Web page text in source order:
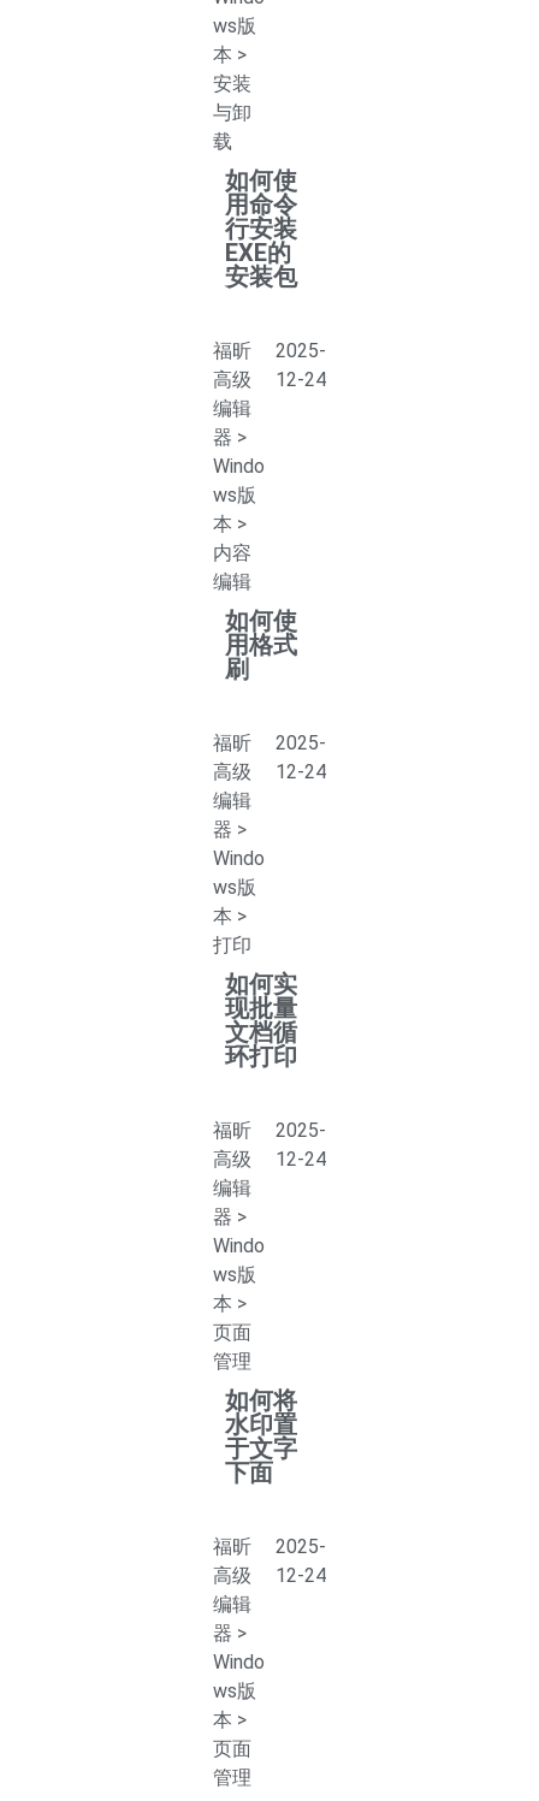
ws版
本 >
安装
与卸
载
如何使
用命令
行安装
EXE的
安装包
福昕
高级
编辑
器 >
Windo
ws版
本 >
内容
编辑
2025-
12-24
如何使
用格式
刷
福昕
高级
编辑
器 >
Windo
ws版
本 >
打印
2025-
12-24
如何实
现批量
文档循
环打印
福昕
高级
编辑
器 >
Windo
ws版
本 >
页面
管理
2025-
12-24
如何将
水印置
于文字
下面
福昕
高级
编辑
器 >
Windo
ws版
本 >
页面
管理
2025-
12-24